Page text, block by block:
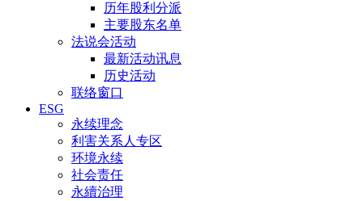
历年股利分派
主要股东名单
法说会活动
最新活动讯息
历史活动
联络窗口
ESG
永续理念
利害关系人专区
环境永续
社会责任
永續治理